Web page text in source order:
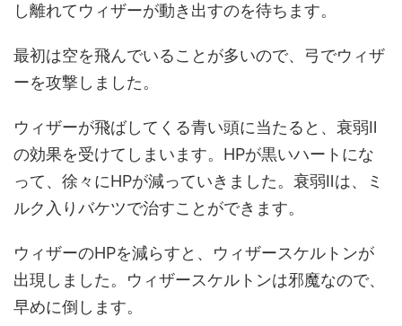
し離れてウィザーが動き出すのを待ちます。
最初は空を飛んでいることが多いので、弓でウィザ
ーを攻撃しました。
ウィザーが飛ばしてくる青い頭に当たると、衰弱Ⅱ
の効果を受けてしまいます。HPが黒いハートにな
って、徐々にHPが減っていきました。衰弱Ⅱは、ミ
ルク入りバケツで治すことができます。
ウィザーのHPを減らすと、ウィザースケルトンが
出現しました。ウィザースケルトンは邪魔なので、
早めに倒します。